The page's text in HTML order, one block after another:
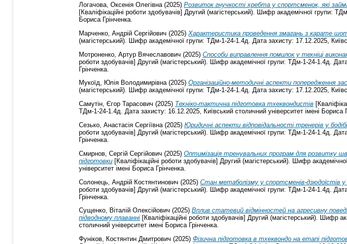
Логачова, Оксенія Олегівна (2025) Розвиток гнучкості хребта у спортсменок, які
[Кваліфікаційні роботи здобувачів] Другий (магістерський). Шифр академічної групи:
Бориса Грінченка.
Марченко, Андрій Сергійович (2025) Характеристика проведення змагань з карате
(магістерський). Шифр академічної групи: ТДм-1-24-1.4д. Дата захисту: 17.12.2025,
Мотроненко, Артур Вячеславович (2025) Способи виправлення помилок у техніці
роботи здобувачів] Другий (магістерський). Шифр академічної групи: ТДм-1-24-1.4д.
Грінченка.
Мукоїд, Юлія Володимирівна(2025) Організаційно-методичні аспекти попередження
(магістерський). Шифр академічної групи: ТДм-1-24-1.4д. Дата захисту: 17.12.2025,
Самутін, Єгор Тарасович (2025) Техніко-тактична підготовка тхеквондистів
ТДм-1-24-1.4д. Дата захисту: 16.12.2025, Київський столичний університет імені Бориса
Сезько, Анастасія Сергіївна (2025) Юридичні аспекти відповідальності тренерів у
роботи здобувачів] Другий (магістерський). Шифр академічної групи: ТДм-1-24-1.4д.
Грінченка.
Смирнов, Сергій Сергійович (2025) Оптимізація тренувальних програм для розвитку
підготовки [Кваліфікаційні роботи здобувачів] Другий (магістерський). Шифр
університет імені Бориса Грінченка.
Солонець, Андрій Костянтинович (2025) Стан метаболізму у спортсменів-дзюдоїстів у
роботи здобувачів] Другий (магістерський). Шифр академічної групи: ТДм-1-24-1.4д.
Грінченка.
Сущенко, Віталій Олексійович (2025) Вплив статевий відмінностей на агресивну
підводному плаванні [Кваліфікаційні роботи здобувачів] Другий (магістерський).
столичний університет імені Бориса Грінченка.
Фуніков, Костянтин Дмитрович (2025) Фізична підготовка в тхеквондо на етапі